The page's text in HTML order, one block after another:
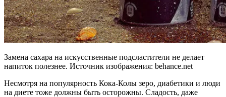
Замена сахара на искусственные подсластители не делает
напиток полезнее. Источник изображения: behance.net
Несмотря на популярность Кока-Колы зеро, диабетики и люди
на диете тоже должны быть осторожны. Сладость, даже